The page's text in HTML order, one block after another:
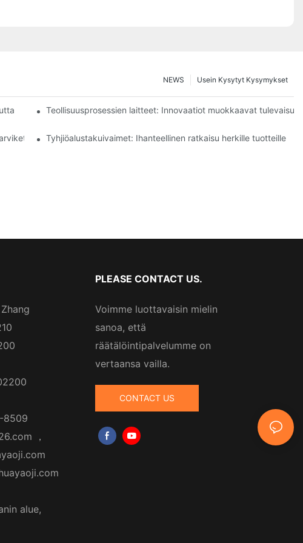
Usein Kysytyt Kysymykset
NEWS
Teollisuusprosessien laitteet: Innovaatiot muokkaavat
Tyhjiöalustakuivaimet: Ihanteellinen ratkaisu herkille tuotteille
8509
，
alue,
PLEASE CONTACT US.
Voimme luottavaisin mielin
sanoa, että
räätälöintipalvelumme on
vertaansa vailla.
CONTACT US